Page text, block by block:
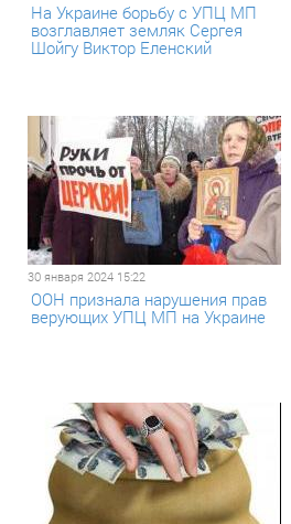
На Украине борьбу с УПЦ МП
возглавляет земляк Сергея
Шойгу Виктор Еленский
30 января 2024 15:22
ООН признала нарушения прав
верующих УПЦ МП на Украине